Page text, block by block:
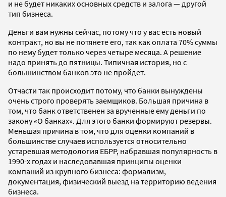
и не будет никаких основных средств и залога — другой
тип бизнеса.
Деньги вам нужны сейчас, потому что у вас есть новый
контракт, но вы не потянете его, так как оплата 70% суммы
по нему будет только через четыре месяца. А решение
надо принять до пятницы. Типичная история, но с
большинством банков это не пройдет.
Отчасти так происходит потому, что банки вынуждены
очень строго проверять заемщиков. Большая причина в
том, что банк ответственен за врученные ему деньги по
закону «О банках». Для этого банки формируют резервы.
Меньшая причина в том, что для оценки компаний в
большинстве случаев используется относительно
устаревшая методология ЕБРР, набравшая популярность в
1990-х годах и наследовавшая принципы оценки
компаний из крупного бизнеса: формализм,
документация, физический выезд на территорию ведения
бизнеса.